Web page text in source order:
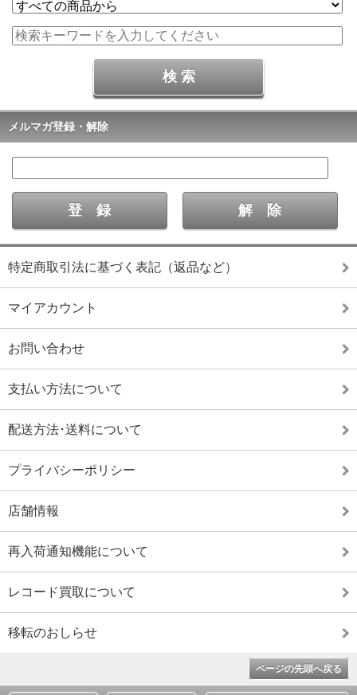
メルマガ登録・解除
特定商取引法に基づく表記（返品など）
マイアカウント
お問い合わせ
支払い方法について
配送方法･送料について
プライバシーポリシー
店舗情報
再入荷通知機能について
レコード買取について
移転のおしらせ
ページの先頭へ戻る